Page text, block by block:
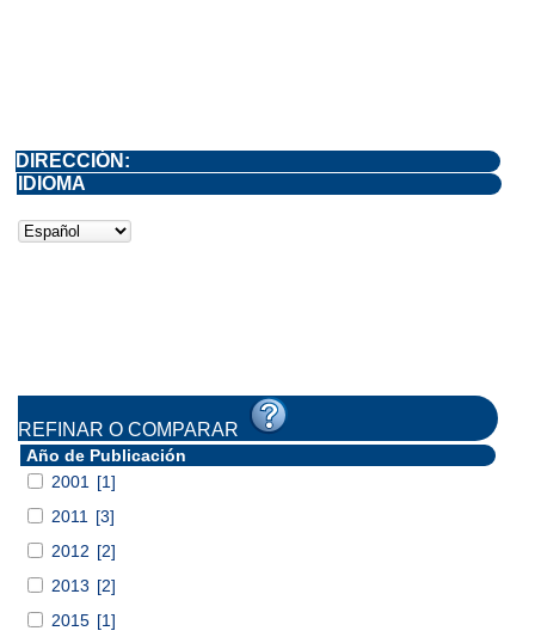
DIRECCIÓN:
IDIOMA
REFINAR O COMPARAR
Año de Publicación
2001
[1]
2011
[3]
2012 [2]
2013 [2]
2015 [1]